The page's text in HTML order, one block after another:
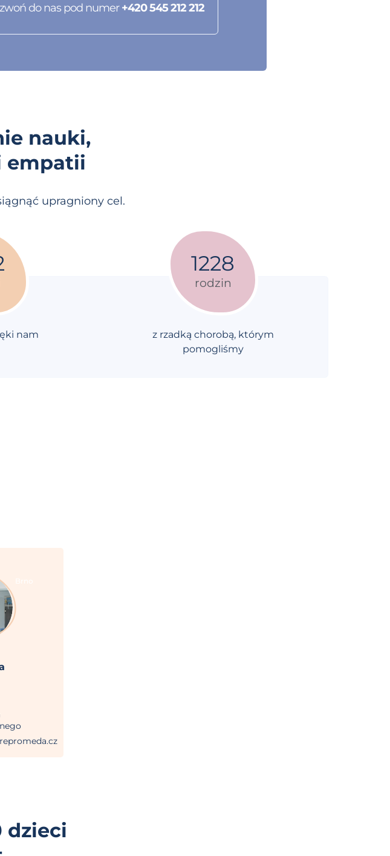
do nas pod numer+420 545 212 212
nauki,
empatii
upragniony cel.
nam
rodzin
1228
z rzadką chorobą, którym
pomogliśmy
dzieci